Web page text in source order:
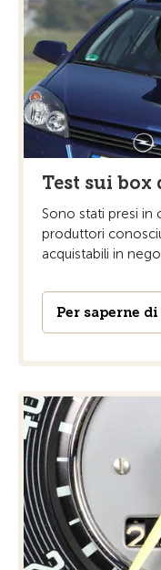
Test sui box
Sono stati presi in
produttori
acquistabili in
Per saperne